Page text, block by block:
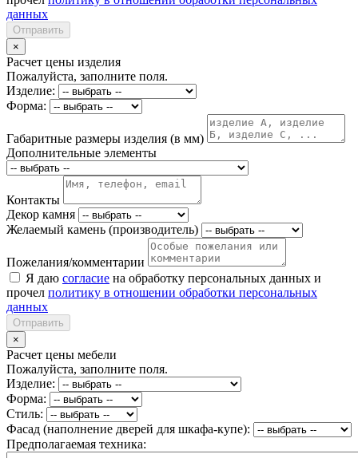
данных
Отправить
×
Расчет цены изделия
Пожалуйста, заполните поля.
Изделие:
Форма:
Габаритные размеры изделия (в мм)
Дополнительные элементы
Контакты
Декор камня
Желаемый камень (производитель)
Пожелания/комментарии
Я даю согласие на обработку персональных данных и
прочел политику в отношении обработки персональных
данных
Отправить
×
Расчет цены мебели
Пожалуйста, заполните поля.
Изделие:
Форма:
Стиль:
Фасад (наполнение дверей для шкафа-купе):
Предполагаемая техника: